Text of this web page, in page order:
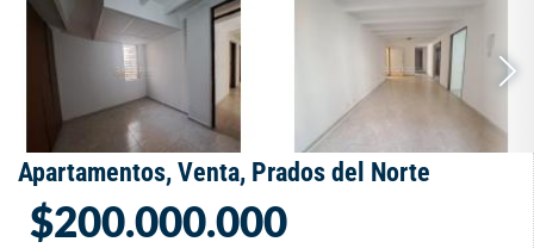
Apartamentos, Venta, Prados del Norte
$200.000.000